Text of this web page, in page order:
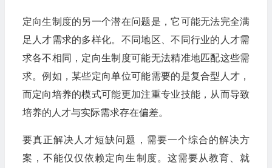
定向生制度的另一个潜在问题是，它可能无法完全满
足人才需求的多样化。不同地区、不同行业的人才需
求各不相同，定向生制度可能无法精准地匹配这些需
求。例如，某些定向单位可能需要的是复合型人才，
而定向培养的模式可能更加注重专业技能，从而导致
培养的人才与实际需求存在偏差。
要真正解决人才短缺问题，需要一个综合的解决方
案，不能仅仅依赖定向生制度。这需要从教育、就